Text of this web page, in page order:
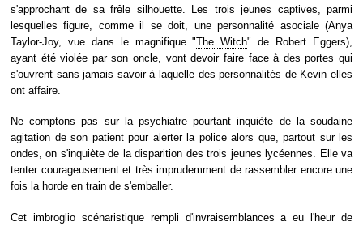
s'approchant de sa frêle silhouette. Les trois jeunes captives, parmi
lesquelles figure, comme il se doit, une personnalité asociale (Anya
Taylor-Joy, vue dans le magnifique "The Witch" de Robert Eggers),
ayant été violée par son oncle, vont devoir faire face à des portes qui
s'ouvrent sans jamais savoir à laquelle des personnalités de Kevin elles
ont affaire.
Ne comptons pas sur la psychiatre pourtant inquiète de la soudaine
agitation de son patient pour alerter la police alors que, partout sur les
ondes, on s'inquiète de la disparition des trois jeunes lycéennes. Elle va
tenter courageusement et très imprudemment de rassembler encore une
fois la horde en train de s'emballer.
Cet imbroglio scénaristique rempli d'invraisemblances a eu l'heur de